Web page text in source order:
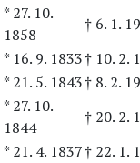
* 27. 10.
1858
† 6. 1.
* 16. 9. 1833† 10. 2.
* 21. 5. 1843† 8. 2.
* 27. 10.
1844
† 20. 2.
* 21. 4. 1837† 22. 1.